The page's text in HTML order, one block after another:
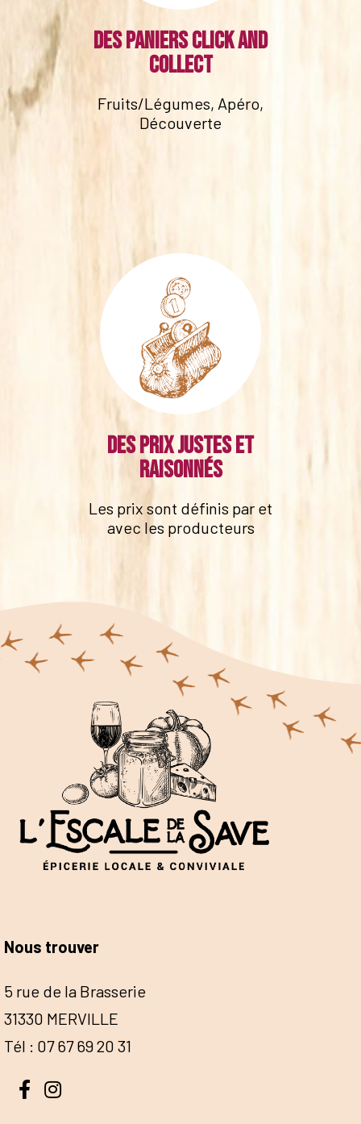
Des paniers click and
collect
Fruits/Légumes, Apéro,
Découverte
Des prix justes et
raisonnés
Les prix sont définis par et
avec les producteurs
Nous trouver
5 rue de la Brasserie
31330 MERVILLE
Tél : 07 67 69 20 31